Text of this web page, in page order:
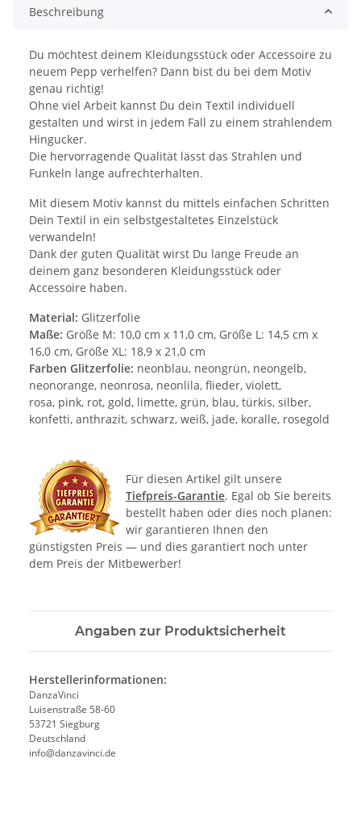
Beschreibung
Du möchtest deinem Kleidungsstück oder Accessoire zu
neuem Pepp verhelfen? Dann bist du bei dem Motiv
genau richtig!
Ohne viel Arbeit kannst Du dein Textil individuell
gestalten und wirst in jedem Fall zu einem strahlendem
Hingucker.
Die hervorragende Qualität lässt das Strahlen und
Funkeln lange aufrechterhalten.
Mit diesem Motiv kannst du mittels einfachen Schritten
Dein Textil in ein selbstgestaltetes Einzelstück
verwandeln!
Dank der guten Qualität wirst Du lange Freude an
deinem ganz besonderen Kleidungsstück oder
Accessoire haben.
Material: Glitzerfolie
Maße: Größe M: 10,0 cm x 11,0 cm, Größe L: 14,5 cm x
16,0 cm, Größe XL: 18,9 x 21,0 cm
Farben Glitzerfolie: neonblau, neongrün, neongelb,
neonorange, neonrosa, neonlila, flieder, violett,
rosa, pink, rot, gold, limette, grün, blau, türkis, silber,
konfetti, anthrazit, schwarz, weiß, jade, koralle, rosegold
Für diesen Artikel gilt unsere
Tiefpreis-Garantie. Egal ob Sie bereits
bestellt haben oder dies noch planen:
wir garantieren Ihnen den
günstigsten Preis — und dies garantiert noch unter
dem Preis der Mitbewerber!
Angaben zur Produktsicherheit
Herstellerinformationen:
DanzaVinci
Luisenstraße 58-60
53721 Siegburg
Deutschland
info@danzavinci.de